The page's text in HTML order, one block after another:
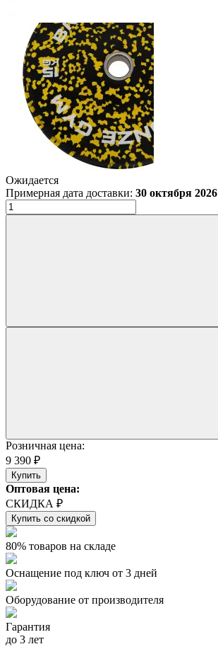
Ожидается
Примерная дата доставки: 30 октября 2026
Розничная цена:
9 390 ₽
Купить
Оптовая цена:
СКИДКА ₽
Купить со скидкой
80% товаров на складе
Оснащение под ключ от 3 дней
Оборудование от производителя
Гарантия
до 3 лет